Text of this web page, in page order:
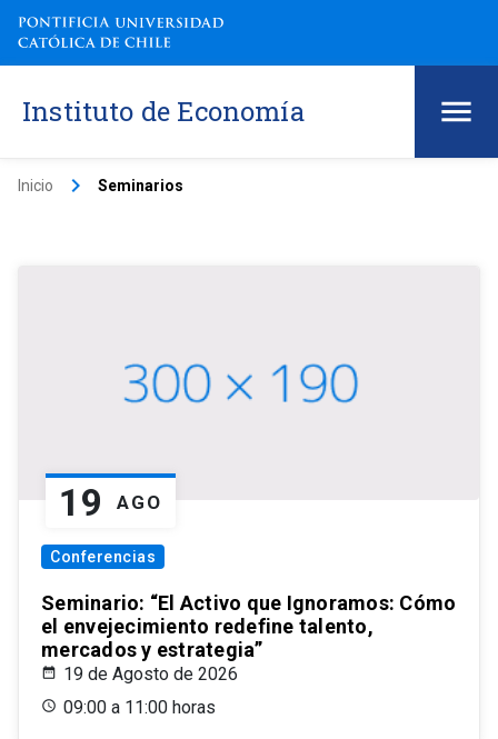
Instituto de Economía
Inicio keyboard_arrow_right Seminarios
19 AGO
Conferencias
Seminario: “El Activo que Ignoramos: Cómo
el envejecimiento redefine talento,
mercados y estrategia”
19 de Agosto de 2026
09:00 a 11:00 horas